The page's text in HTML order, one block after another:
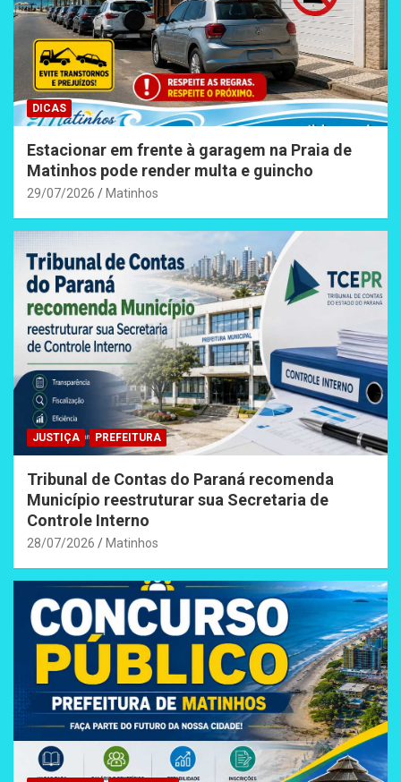
DICAS
Estacionar em frente à garagem na Praia de
Matinhos pode render multa e guincho
29/07/2026 Matinhos
JUSTIÇA PREFEITURA
Tribunal de Contas do Paraná recomenda
Município reestruturar sua Secretaria de
Controle Interno
28/07/2026 Matinhos